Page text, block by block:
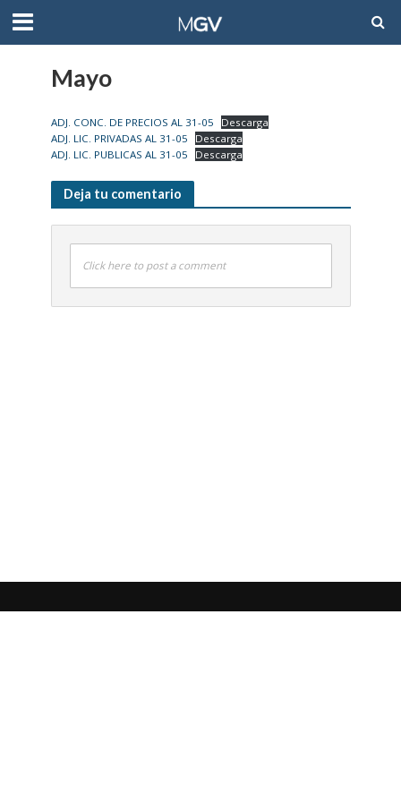
Mayo
ADJ. CONC. DE PRECIOS AL 31-05
Descarga
ADJ. LIC. PRIVADAS AL 31-05
Descarga
ADJ. LIC. PUBLICAS AL 31-05
Descarga
Deja tu comentario
Click here to post a comment